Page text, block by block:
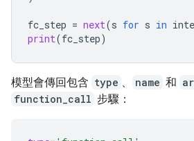
fc_step = next(s for s in
print(fc_step)
模型會傳回包含 type 、 name 和
function_call 步驟：